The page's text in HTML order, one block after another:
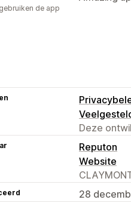
de app
Deze
Reputon
Website
28